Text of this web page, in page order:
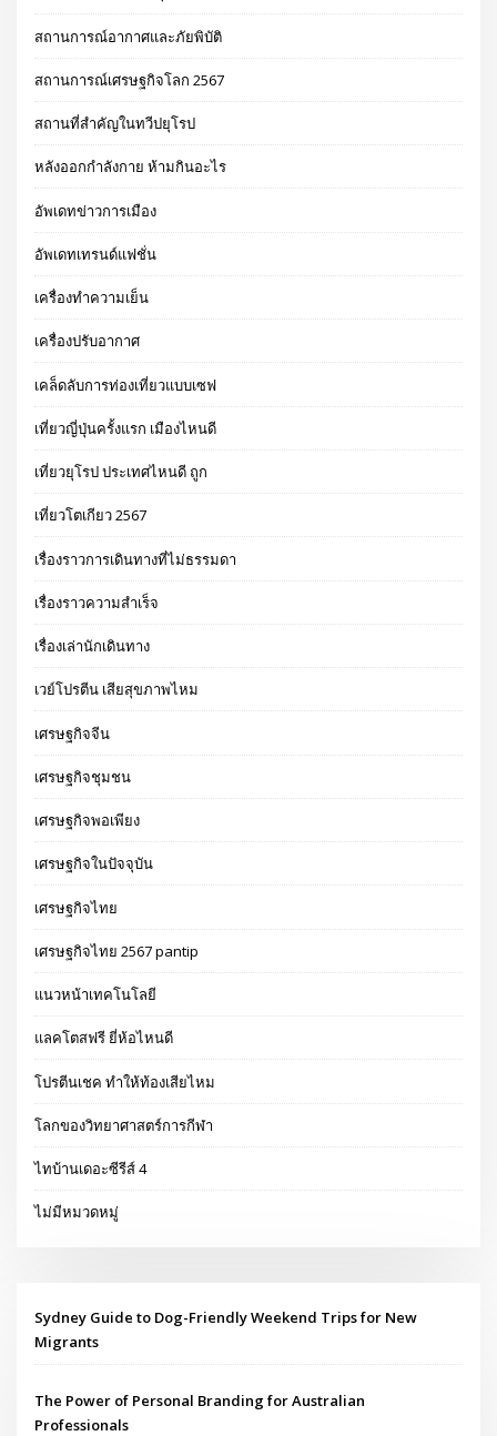
สถานการณ์อากาศและภัยพิบัติ
สถานการณ์เศรษฐกิจโลก 2567
สถานที่สำคัญในทวีปยุโรป
หลังออกกําลังกาย ห้ามกินอะไร
อัพเดทข่าวการเมือง
อัพเดทเทรนด์แฟชั่น
เครื่องทำความเย็น
เครื่องปรับอากาศ
เคล็ดลับการท่องเที่ยวแบบเซฟ
เที่ยวญี่ปุ่นครั้งแรก เมืองไหนดี
เที่ยวยุโรป ประเทศไหนดี ถูก
เที่ยวโตเกียว 2567
เรื่องราวการเดินทางที่ไม่ธรรมดา
เรื่องราวความสำเร็จ
เรื่องเล่านักเดินทาง
เวย์โปรตีน เสียสุขภาพไหม
เศรษฐกิจจีน
เศรษฐกิจชุมชน
เศรษฐกิจพอเพียง
เศรษฐกิจในปัจจุบัน
เศรษฐกิจไทย
เศรษฐกิจไทย 2567 pantip
แนวหน้าเทคโนโลยี
แลคโตสฟรี ยี่ห้อไหนดี
โปรตีนเชค ทำให้ท้องเสียไหม
โลกของวิทยาศาสตร์การกีฬา
ไทบ้านเดอะซีรีส์ 4
ไม่มีหมวดหมู่
Sydney Guide to Dog-Friendly Weekend Trips for New
Migrants
The Power of Personal Branding for Australian
Professionals